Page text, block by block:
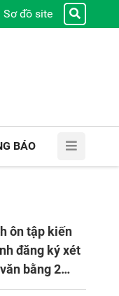
Sơ đồ site
BÁO
ôn tập kiến
đăng ký xét
bằng 2
tại Học viện